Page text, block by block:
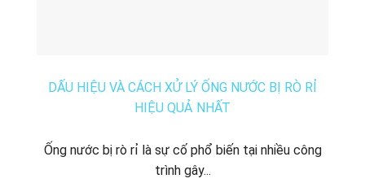
DẤU HIỆU VÀ CÁCH XỬ LÝ ỐNG NƯỚC BỊ RÒ RỈ
HIỆU QUẢ NHẤT
Ống nước bị rò rỉ là sự cố phổ biến tại nhiều công
trình gây...